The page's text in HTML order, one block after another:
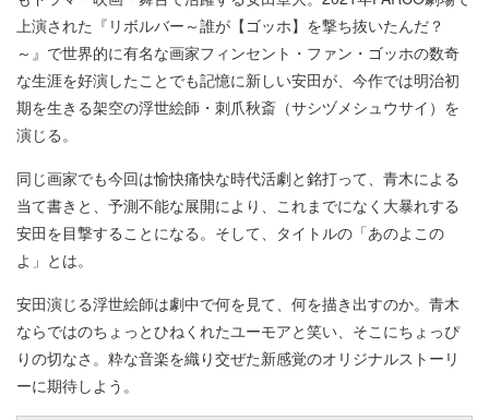
上演された『リボルバー～誰が【ゴッホ】を撃ち抜いたんだ？
～』で世界的に有名な画家フィンセント・ファン・ゴッホの数奇
な生涯を好演したことでも記憶に新しい安田が、今作では明治初
期を生きる架空の浮世絵師・刺爪秋斎（サシヅメシュウサイ）を
演じる。
同じ画家でも今回は愉快痛快な時代活劇と銘打って、青木による
当て書きと、予測不能な展開により、これまでになく大暴れする
安田を目撃することになる。そして、タイトルの「あのよこの
よ」とは。
安田演じる浮世絵師は劇中で何を見て、何を描き出すのか。青木
ならではのちょっとひねくれたユーモアと笑い、そこにちょっぴ
りの切なさ。粋な音楽を織り交ぜた新感覚のオリジナルストーリ
ーに期待しよう。